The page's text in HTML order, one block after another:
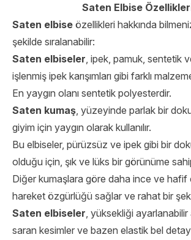
Saten Elbise
Saten elbise özellikleri hakkında
şekilde sıralanabilir:
Saten elbiseler, ipek, pamuk, sentetik
işlenmiş ipek karışımları gibi farklı
En yaygın olanı sentetik polyesterdir.
Saten kumaş, yüzeyinde parlak bir
giyim için yaygın olarak kullanılır.
Bu elbiseler, pürüzsüz ve ipek gibi bir
olduğu için, şık ve lüks bir görünüme
Diğer kumaşlara göre daha ince ve hafif
hareket özgürlüğü sağlar ve rahat bir
Saten elbiseler, yüksekliği ayarlanabilir
saran kesimler ve bazen elastik bel